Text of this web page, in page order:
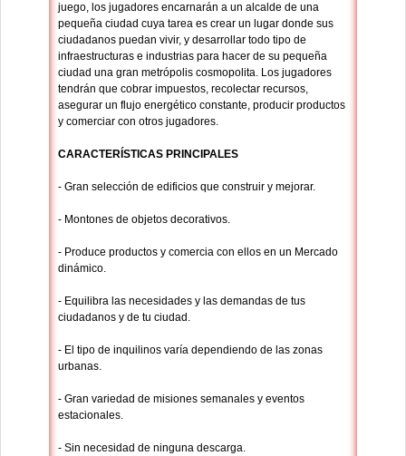
juego, los jugadores encarnarán a un alcalde de una
pequeña ciudad cuya tarea es crear un lugar donde sus
ciudadanos puedan vivir, y desarrollar todo tipo de
infraestructuras e industrias para hacer de su pequeña
ciudad una gran metrópolis cosmopolita. Los jugadores
tendrán que cobrar impuestos, recolectar recursos,
asegurar un flujo energético constante, producir productos
y comerciar con otros jugadores.
CARACTERÍSTICAS PRINCIPALES
- Gran selección de edificios que construir y mejorar.
- Montones de objetos decorativos.
- Produce productos y comercia con ellos en un Mercado
dinámico.
- Equilibra las necesidades y las demandas de tus
ciudadanos y de tu ciudad.
- El tipo de inquilinos varía dependiendo de las zonas
urbanas.
- Gran variedad de misiones semanales y eventos
estacionales.
- Sin necesidad de ninguna descarga.